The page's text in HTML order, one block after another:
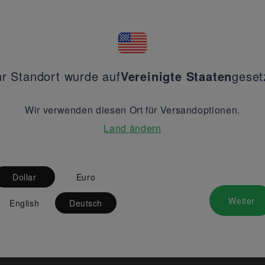
Standort wurde aufVereinigte Staaten
Wir verwenden diesen Ort für Versandoptionen.
Land ändern
Dollar Euro
English Deutsch Weiter